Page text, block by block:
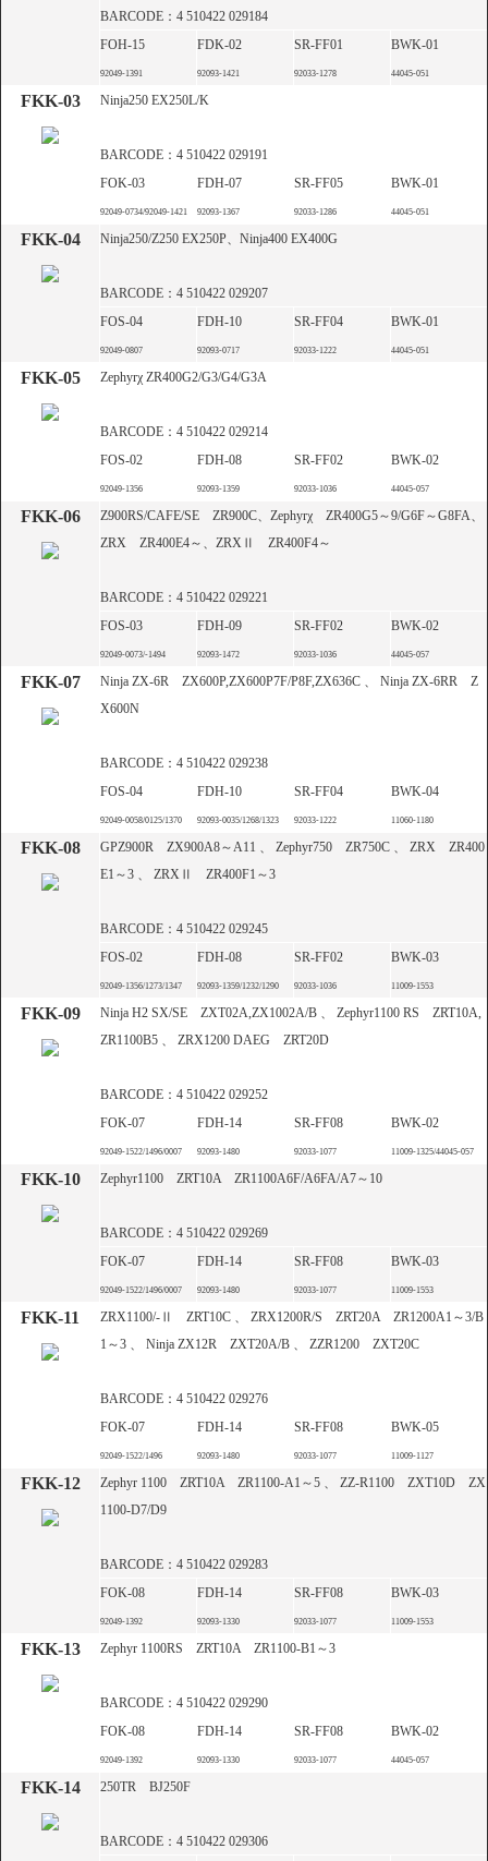
BARCODE：4 510422 029184
FOH-15
92049-1391
FDK-02
92093-1421
SR-FF01
92033-1278
BWK-01
44045-051
FKK-03 Ninja250 EX250L/K
BARCODE：4 510422 029191
FOK-03
92049-0734/92049-1421
FDH-07
92093-1367
SR-FF05
92033-1286
BWK-01
44045-051
FKK-04 Ninja250/Z250 EX250P、Ninja400 EX400G
BARCODE：4 510422 029207
FOS-04
92049-0807
FDH-10
92093-0717
SR-FF04
92033-1222
BWK-01
44045-051
FKK-05 Zephyrχ ZR400G2/G3/G4/G3A
BARCODE：4 510422 029214
FOS-02
92049-1356
FDH-08
92093-1359
SR-FF02
92033-1036
BWK-02
44045-057
FKK-06
Z900RS/CAFE/SE ZR900C、Zephyrχ ZR400G5～9/G6F～G8FA、
ZRX ZR400E4～、ZRXⅡ ZR400F4～
BARCODE：4 510422 029221
FOS-03
92049-0073/-1494
FDH-09
92093-1472
SR-FF02
92033-1036
BWK-02
44045-057
FKK-07
Ninja ZX-6R ZX600P,ZX600P7F/P8F,ZX636C 、 Ninja ZX-6RR Z
X600N
BARCODE：4 510422 029238
FOS-04
92049-0058/0125/1370
FDH-10
92093-0035/1268/1323
SR-FF04
92033-1222
BWK-04
11060-1180
FKK-08
GPZ900R ZX900A8～A11 、 Zephyr750 ZR750C 、 ZRX ZR400
E1～3 、 ZRXⅡ ZR400F1～3
BARCODE：4 510422 029245
FOS-02
92049-1356/1273/1347
FDH-08
92093-1359/1232/1290
SR-FF02
92033-1036
BWK-03
11009-1553
FKK-09
Ninja H2 SX/SE ZXT02A,ZX1002A/B 、 Zephyr1100 RS ZRT10A,
ZR1100B5 、 ZRX1200 DAEG ZRT20D
BARCODE：4 510422 029252
FOK-07
92049-1522/1496/0007
FDH-14
92093-1480
SR-FF08
92033-1077
BWK-02
11009-1325/44045-057
FKK-10 Zephyr1100 ZRT10A ZR1100A6F/A6FA/A7～10
BARCODE：4 510422 029269
FOK-07
92049-1522/1496/0007
FDH-14
92093-1480
SR-FF08
92033-1077
BWK-03
11009-1553
FKK-11
ZRX1100/-Ⅱ ZRT10C 、 ZRX1200R/S ZRT20A ZR1200A1～3/B
1～3 、 Ninja ZX12R ZXT20A/B 、 ZZR1200 ZXT20C
BARCODE：4 510422 029276
FOK-07
92049-1522/1496
FDH-14
92093-1480
SR-FF08
92033-1077
BWK-05
11009-1127
FKK-12
Zephyr 1100 ZRT10A ZR1100-A1～5 、 ZZ-R1100 ZXT10D ZX
1100-D7/D9
BARCODE：4 510422 029283
FOK-08
92049-1392
FDH-14
92093-1330
SR-FF08
92033-1077
BWK-03
11009-1553
FKK-13 Zephyr 1100RS ZRT10A ZR1100-B1～3
BARCODE：4 510422 029290
FOK-08
92049-1392
FDH-14
92093-1330
SR-FF08
92033-1077
BWK-02
44045-057
FKK-14 250TR BJ250F
BARCODE：4 510422 029306